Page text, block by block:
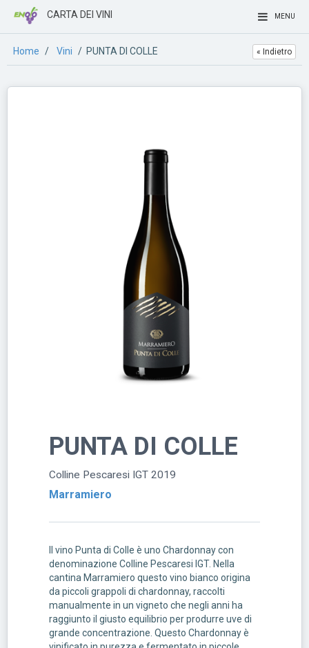
MENU
CARTA DEI VINI
Home / Vini / PUNTA DI COLLE « Indietro
PUNTA DI COLLE
Colline Pescaresi IGT 2019
Marramiero
Il vino Punta di Colle è uno Chardonnay con
denominazione Colline Pescaresi IGT. Nella
cantina Marramiero questo vino bianco origina
da piccoli grappoli di chardonnay, raccolti
manualmente in un vigneto che negli anni ha
raggiunto il giusto equilibrio per produrre uve di
grande concentrazione. Questo Chardonnay è